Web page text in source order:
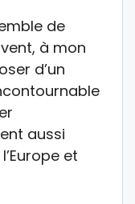
de
à mon
d’un
aussi
et